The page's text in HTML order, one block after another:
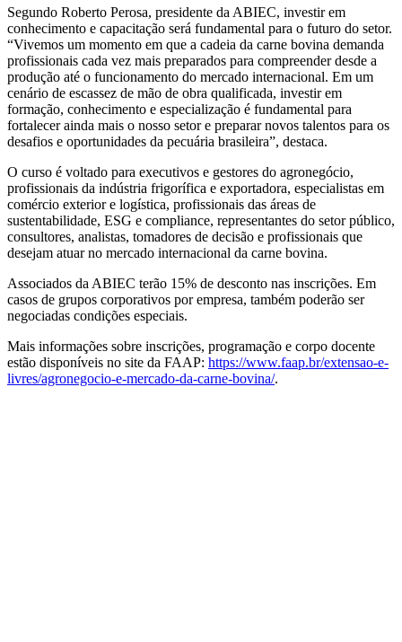
Segundo Roberto Perosa, presidente da ABIEC, investir em
conhecimento e capacitação será fundamental para o futuro do setor.
“Vivemos um momento em que a cadeia da carne bovina demanda
profissionais cada vez mais preparados para compreender desde a
produção até o funcionamento do mercado internacional. Em um
cenário de escassez de mão de obra qualificada, investir em
formação, conhecimento e especialização é fundamental para
fortalecer ainda mais o nosso setor e preparar novos talentos para os
desafios e oportunidades da pecuária brasileira”, destaca.
O curso é voltado para executivos e gestores do agronegócio,
profissionais da indústria frigorífica e exportadora, especialistas em
comércio exterior e logística, profissionais das áreas de
sustentabilidade, ESG e compliance, representantes do setor público,
consultores, analistas, tomadores de decisão e profissionais que
desejam atuar no mercado internacional da carne bovina.
Associados da ABIEC terão 15% de desconto nas inscrições. Em
casos de grupos corporativos por empresa, também poderão ser
negociadas condições especiais.
Mais informações sobre inscrições, programação e corpo docente
estão disponíveis no site da FAAP: https://www.faap.br/extensao-e-
livres/agronegocio-e-mercado-da-carne-bovina/.